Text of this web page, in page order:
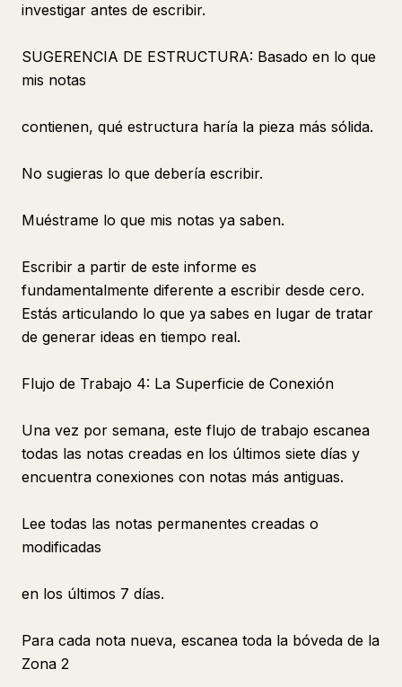
investigar antes de escribir.
SUGERENCIA DE ESTRUCTURA: Basado en lo que
mis notas
contienen, qué estructura haría la pieza más sólida.
No sugieras lo que debería escribir.
Muéstrame lo que mis notas ya saben.
Escribir a partir de este informe es
fundamentalmente diferente a escribir desde cero.
Estás articulando lo que ya sabes en lugar de tratar
de generar ideas en tiempo real.
Flujo de Trabajo 4: La Superficie de Conexión
Una vez por semana, este flujo de trabajo escanea
todas las notas creadas en los últimos siete días y
encuentra conexiones con notas más antiguas.
Lee todas las notas permanentes creadas o
modificadas
en los últimos 7 días.
Para cada nota nueva, escanea toda la bóveda de la
Zona 2